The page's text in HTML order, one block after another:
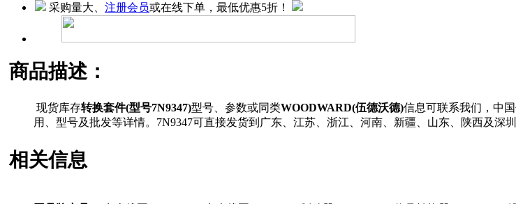
采购量大、 注册会员或在线下单，最低优惠5折！
商品描述：
现货库存转换套件(型号7N9347)型号、参数或同类WOODWARD(伍德沃德)信息可联系我们，中
用、型号及批发等详情。7N9347可直接发货到广东、江苏、浙江、河南、新疆、山东、陕西及深
相关信息